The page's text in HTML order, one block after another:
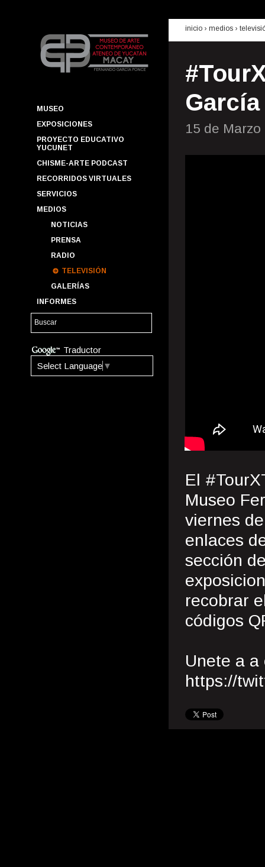
MUSEO
EXPOSICIONES
PROYECTO EDUCATIVO
YUCUNET
CHISME-ARTE PODCAST
RECORRIDOS VIRTUALES
SERVICIOS
MEDIOS
NOTICIAS
PRENSA
RADIO
TELEVISIÓN
GALERÍAS
INFORMES
Traductor
Select Language ▼
inicio › medios ›
15 de
El
Museo
viernes
enlaces
sección
recobrar
códigos
Unete a a
https://